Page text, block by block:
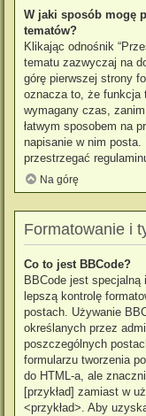
W jaki sposób mogę
tematów?
Klikając odnośnik
tematu zazwyczaj na
górę pierwszej strony
oznacza to, że funkcja
wymagany czas,
łatwym sposobem na
napisanie w nim
przestrzegać
Na górę
Formatowanie i
Co to jest BBCode?
BBCode jest
lepszą kontrolę
postach. Używanie
określanych przez
poszczególnych
formularzu tworzenia
do HTML-a, ale
[przykład] zamiast w
<przykład>. Aby